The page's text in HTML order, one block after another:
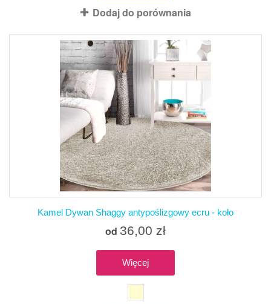
Dodaj do porównania
Kamel Dywan Shaggy antypoślizgowy ecru - koło
od 36,00 zł
Więcej